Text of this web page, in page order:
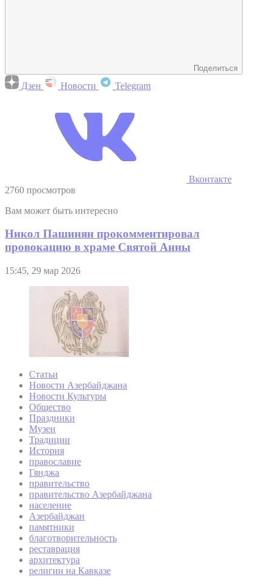
Поделиться
Дзен Новости Telegram
Вконтакте
2760 просмотров
Вам может быть интересно
Никол Пашинян прокомментировал
провокацию в храме Святой Анны
15:45, 29 мар 2026
Статьи
Новости Азербайджана
Новости Культуры
Общество
Праздники
Музеи
Традиции
История
православие
Гянджа
правительство
правительство Азербайджана
население
Азербайджан
памятники
благотворительность
реставрация
архитектура
религии на Кавказе